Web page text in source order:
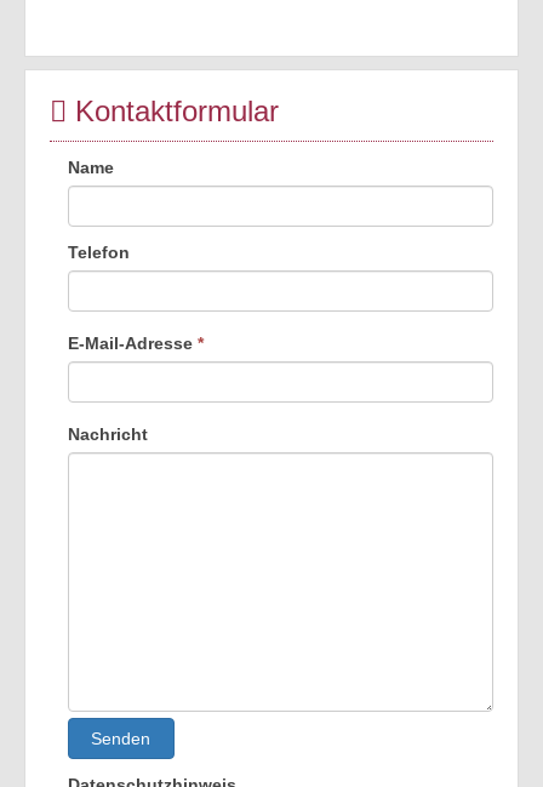
Kontaktformular
Name
Telefon
E-Mail-Adresse *
Nachricht
Senden